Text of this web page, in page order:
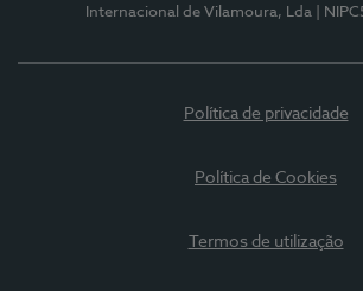
Internacional de Vilamoura, Lda
|
Política de privacidade
Política de Cookies
Termos de utilização